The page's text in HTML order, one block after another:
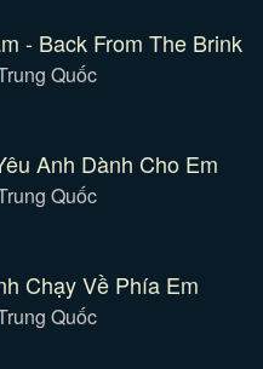
- Back From The Brink
Quốc
Anh Dành Cho Em
Quốc
Chạy Về Phía Em
Quốc